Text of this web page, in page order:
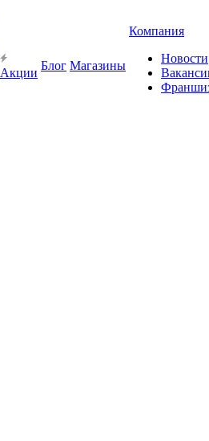
Акции
Блог Магазины
Компания
Новости